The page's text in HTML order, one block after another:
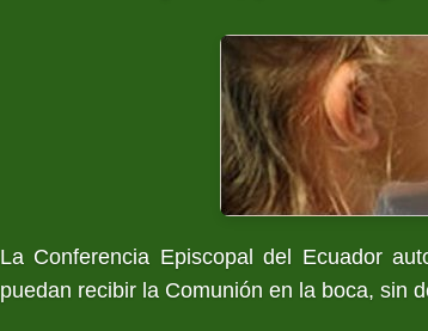
La Conferencia Episcopal del Ecuador
puedan recibir la Comunión en la boca, sin